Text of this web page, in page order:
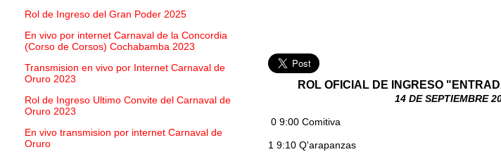
ROL OFICIAL DE INGRESO
14 DE SEPTIEMBRE
0 9:00 Comitiva
1 9:10 Q'arapanzas
Rol de Ingreso del Gran Poder 2025
En vivo por internet Carnaval de la Concordia
(Corso de Corsos) Cochabamba 2023
Transmision en vivo por Internet Carnaval de
Oruro 2023
Rol de Ingreso Ultimo Convite del Carnaval de
Oruro 2023
En vivo transmision por internet Carnaval de
Oruro